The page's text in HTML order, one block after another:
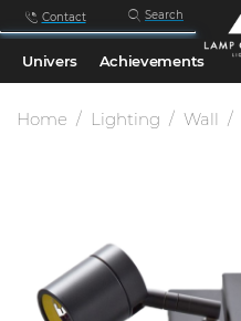
Contact Search
Univers Achievements
Home Lighting Wall